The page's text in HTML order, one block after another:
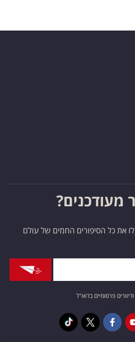
מעודכנים?
את כל הסיפורים החמים של עולם
פרסומיים בדוא"ל